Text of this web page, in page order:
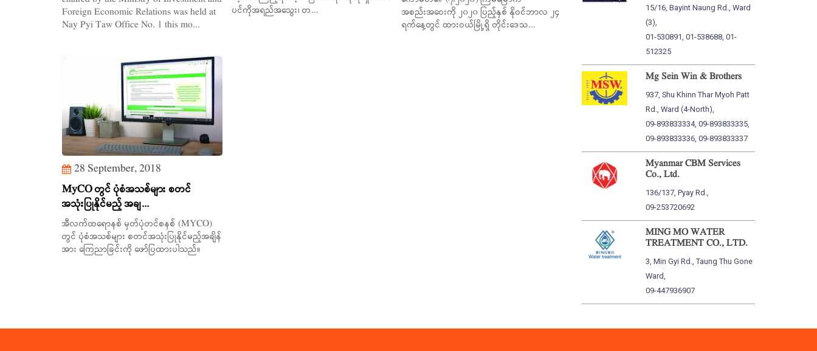
Foreign Economic Relations was held at
Nay Pyi Taw Office No. 1 this mo...
ပင်ကိုအရည်အသွေး၊ တ...
အစည်းအဝေးကို ၂၀၂၀ ပြည့်နှစ် နိုဝင်ဘာလ ၂၄
ရက်နေ့တွင် ထားဝယ်မြို့ရှိ တိုင်းဒေသ...
28 September, 2018
MyCO တွင် ပုံစံအသစ်များ စတင်
အသုံးပြုနိုင်မည့် အချ...
အီလက်ထရောနစ် မှတ်ပုံတင်စနစ် (MYCO)
တွင် ပုံစံအသစ်များ စတင်အသုံးပြုနိုင်မည့်အချိန်
အား ကြေညာခြင်းကို ဖော်ပြထားပါသည်။
15/16, Bayint Naung Rd., Ward
(3),
01-530891, 01-538688, 01-
512325
Mg Sein Win & Brothers
937, Shu Khinn Thar Myoh Patt
Rd., Ward (4-North),
09-893833334, 09-893833335,
09-893833336, 09-893833337
Myanmar CBM Services
Co., Ltd.
136/137, Pyay Rd.,
09-253720692
MING MO WATER
TREATMENT CO., LTD.
3, Min Gyi Rd., Taung Thu Gone
Ward,
09-447936907